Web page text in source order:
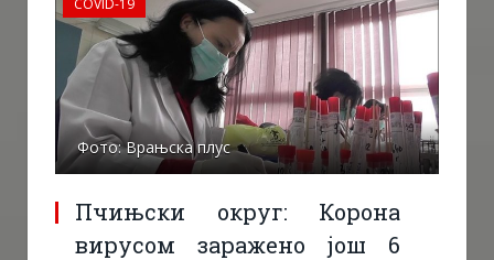
Фото: Врањска плус
Пчињски округ: Корона
вирусом заражено још 6
COVID-19